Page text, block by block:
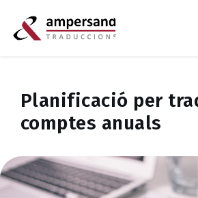
Planificació per
comptes anuals